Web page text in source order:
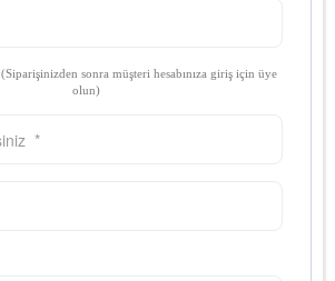
(Siparişinizden sonra müşteri hesabınıza giriş için üye
olun)